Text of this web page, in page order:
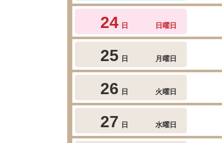
24 日 日曜日
25 日 月曜日
26 日 火曜日
27 日 水曜日